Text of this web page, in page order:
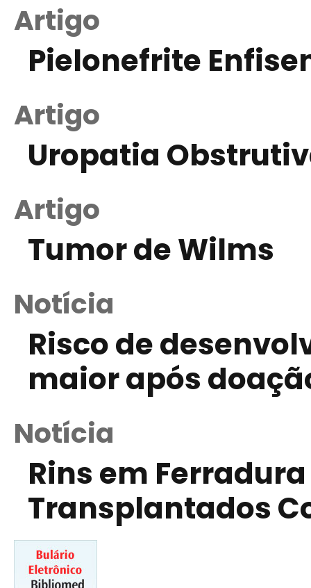
Artigo
Pielonefrite
Artigo
Uropatia
Artigo
Tumor de Wilms
Notícia
Risco de
maior após
Notícia
Rins em
Transplantados